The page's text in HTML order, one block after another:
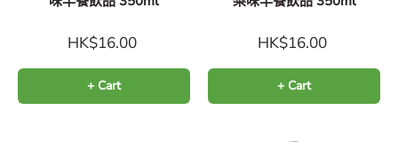
HK$16.00
+ Cart
HK$16.00
+ Cart